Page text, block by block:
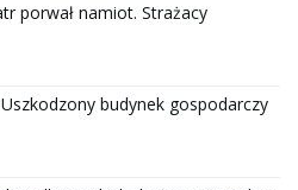
porwał namiot. Strażacy
budynek gospodarczy